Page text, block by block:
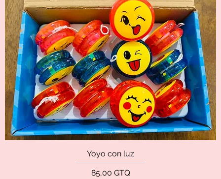
Yoyo con luz
Precio
85,00 GTQ